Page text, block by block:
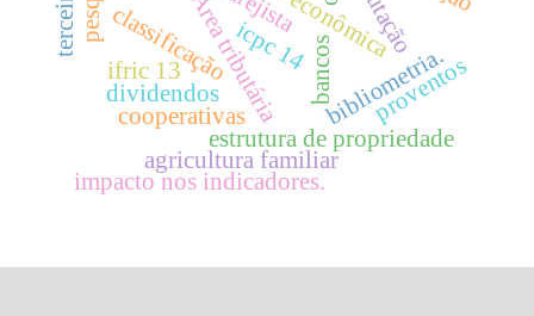
classificaçãoÁrea tributária
estrutura de propriedade
agricultura familiar
bibliometria.
bancos
impacto nos indicadores.
ifric 13 icpc 14
cooperativas
dividendos proventos